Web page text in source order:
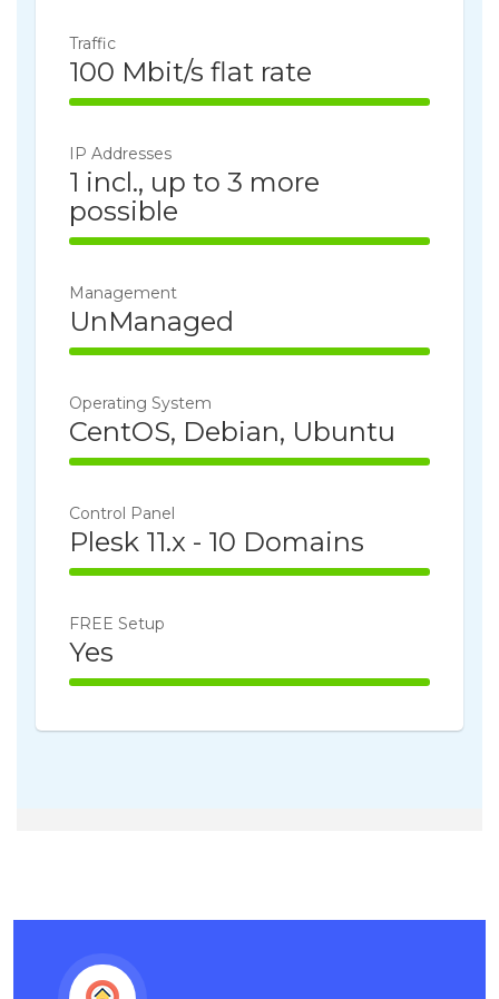
Traffic
100 Mbit/s flat rate
100% Complete
IP Addresses
1 incl., up to 3 more
possible
100% Complete
Management
UnManaged
100% Complete
Operating System
CentOS, Debian, Ubuntu
100% Complete
Control Panel
Plesk 11.x - 10 Domains
100% Complete
FREE Setup
Yes
100% Complete